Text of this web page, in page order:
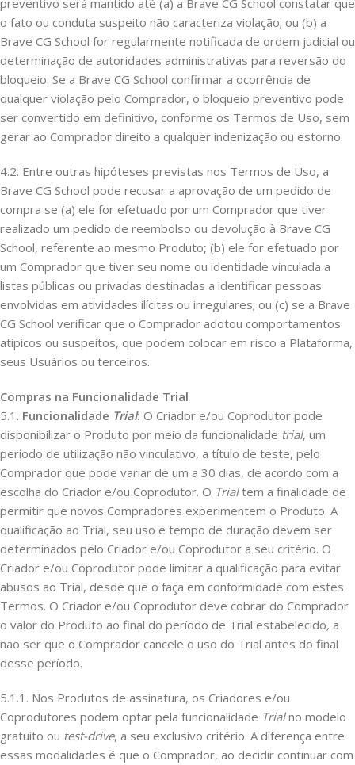
preventivo será mantido até (a) a Brave CG School constatar que
o fato ou conduta suspeito não caracteriza violação; ou (b) a
Brave CG School for regularmente notificada de ordem judicial ou
determinação de autoridades administrativas para reversão do
bloqueio. Se a Brave CG School confirmar a ocorrência de
qualquer violação pelo Comprador, o bloqueio preventivo pode
ser convertido em definitivo, conforme os Termos de Uso, sem
gerar ao Comprador direito a qualquer indenização ou estorno.
4.2. Entre outras hipóteses previstas nos Termos de Uso, a
Brave CG School pode recusar a aprovação de um pedido de
compra se (a) ele for efetuado por um Comprador que tiver
realizado um pedido de reembolso ou devolução à Brave CG
School, referente ao mesmo Produto; (b) ele for efetuado por
um Comprador que tiver seu nome ou identidade vinculada a
listas públicas ou privadas destinadas a identificar pessoas
envolvidas em atividades ilícitas ou irregulares; ou (c) se a Brave
CG School verificar que o Comprador adotou comportamentos
atípicos ou suspeitos, que podem colocar em risco a Plataforma,
seus Usuários ou terceiros.
Compras na Funcionalidade Trial
5.1. Funcionalidade Trial: O Criador e/ou Coprodutor pode
disponibilizar o Produto por meio da funcionalidade trial, um
período de utilização não vinculativo, a título de teste, pelo
Comprador que pode variar de um a 30 dias, de acordo com a
escolha do Criador e/ou Coprodutor. O Trialtem a finalidade de
permitir que novos Compradores experimentem o Produto. A
qualificação ao Trial, seu uso e tempo de duração devem ser
determinados pelo Criador e/ou Coprodutor a seu critério. O
Criador e/ou Coprodutor pode limitar a qualificação para evitar
abusos ao Trial, desde que o faça em conformidade com estes
Termos. O Criador e/ou Coprodutor deve cobrar do Comprador
o valor do Produto ao final do período de Trial estabelecido, a
não ser que o Comprador cancele o uso do Trial antes do final
desse período.
5.1.1. Nos Produtos de assinatura, os Criadores e/ou
Coprodutores podem optar pela funcionalidade Trialno modelo
gratuito ou test-drive, a seu exclusivo critério. A diferença entre
essas modalidades é que o Comprador, ao decidir continuar com